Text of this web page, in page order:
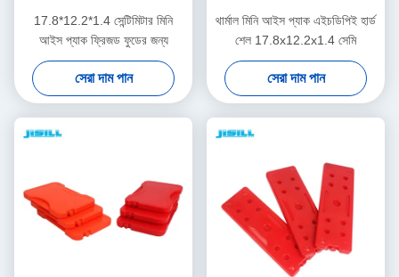
17.8*12.2*1.4 সেন্টিমিটার মিনি
আইস প্যাক ফ্রিজড ফুডের জন্য
সেরা দাম পান
থার্মাল মিনি আইস প্যাক এইচডিপিই হার্ড
শেল 17.8x12.2x1.4 সেমি
সেরা দাম পান